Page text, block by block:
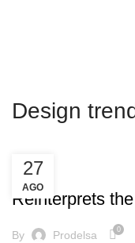
Design
27
AGO
DESIGN TRENDS
Reinterprets
By Prodelsa 0